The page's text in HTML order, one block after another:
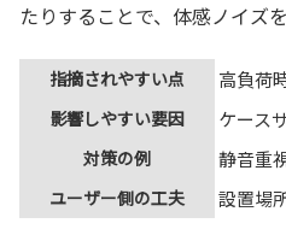
たりすることで、体感ノイズ
指摘されやすい点 高負荷
影響しやすい要因 ケース
対策の例 静音重
ユーザー側の工夫 設置場